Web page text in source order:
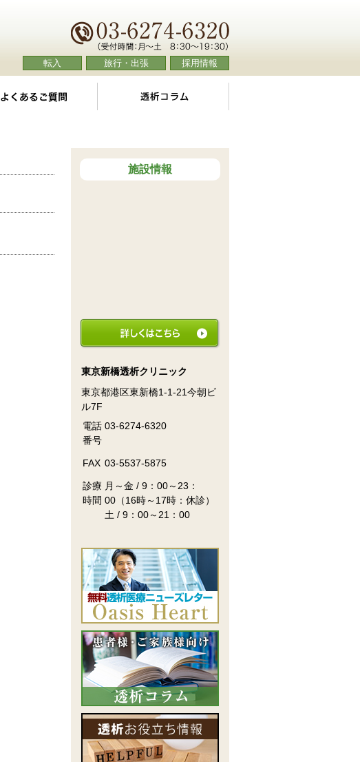
転入 旅行・出張 採用情報
よくあるご質問
施設情報
東京新橋透析クリニック
東京都港区東新橋1-1-21今朝ビ
ル7F
電話
番号
03-6274-6320
FAX 03-5537-5875
診療
時間
月～金 / 9：00～23：
00（16時～17時：休診）
土 / 9：00～21：00